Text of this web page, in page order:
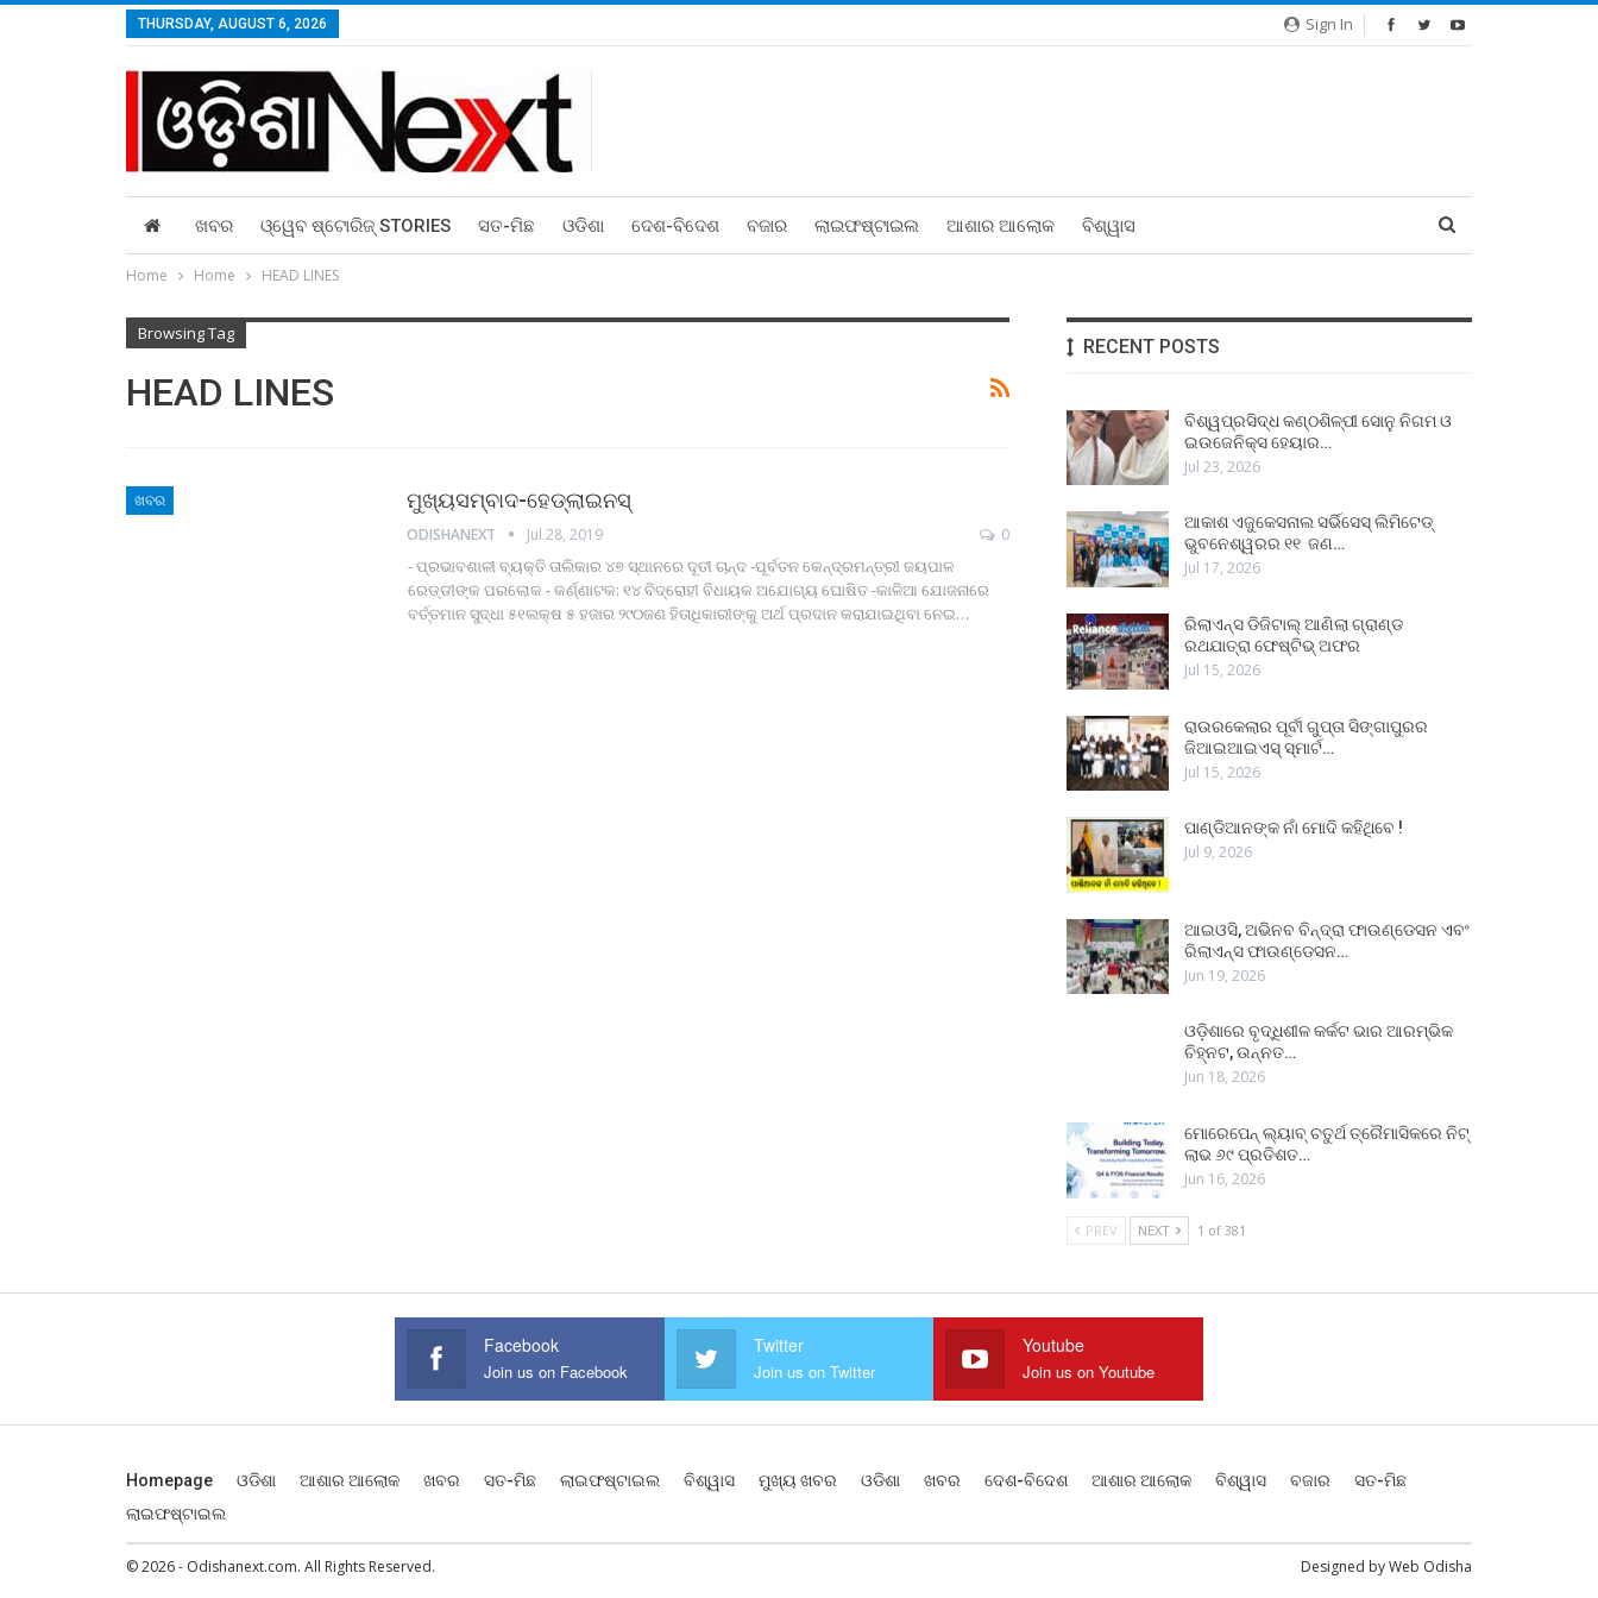
Sign In
THURSDAY, AUGUST 6, 2026
ଖବର ଓ୍ୱେବ ଷ୍ଟୋରିଜ୍‌ STORIES ସତ-ମିଛ ଓଡିଶା ଦେଶ-ବିଦେଶ ବଜାର ଲାଇଫଷ୍ଟାଇଲ ଆଶାର ଆଲୋକ ବିଶ୍ୱାସ
Home Home HEAD LINES
Browsing Tag
HEAD LINES
ଖବର ମୁଖ୍ୟସମ୍ବାଦ-ହେଡ୍‌ଲାଇନସ୍‌
ODISHANEXT Jul 28, 2019 0
- ପ୍ରଭାବଶାଳୀ ବ୍ୟକ୍ତି ତାଲିକାର ୪୭ ସ୍ଥାନରେ ଦୂତୀ ଚାନ୍ଦ -ପୂର୍ବତନ କେନ୍ଦ୍ରମନ୍ତ୍ରୀ ଜୟପାଳ
ରେଡ୍ଡୀଙ୍କ ପରଲୋକ - କର୍ଣ୍ଣାଟକ: ୧୪ ବିଦ୍ରୋହୀ ବିଧାୟକ ଅଯୋଗ୍ୟ ଘୋଷିତ -କାଳିଆ ଯୋଜନାରେ
ବର୍ତ୍ତମାନ ସୁଦ୍ଧା ୫୧ଲକ୍ଷ ୫ ହଜାର ୨୯୦ଜଣ ହିତାଧିକାରୀଙ୍କୁ ଅର୍ଥ ପ୍ରଦାନ କରାଯାଇଥିବା ନେଇ…
RECENT POSTS
ବିଶ୍ୱପ୍ରସିଦ୍ଧ କଣ୍ଠଶିଳ୍ପୀ ସୋନୁ ନିଗମ ଓ
ଇଉଜେନିକ୍ସ ହେୟାର…
Jul 23, 2026
ଆକାଶ ଏଜୁକେସନାଲ ସର୍ଭିସେସ୍ ଲିମିଟେଡ୍
ଭୁବନେଶ୍ୱରର ୧୧ ଜଣ…
Jul 17, 2026
ରିଲାଏନ୍ସ ଡିଜିଟାଲ୍ ଆଣିଲା ଗ୍ରାଣ୍ଡ
ରଥଯାତ୍ରା ଫେଷ୍ଟିଭ୍ ଅଫର
Jul 15, 2026
ରାଉରକେଲାର ପୂର୍ବୀ ଗୁପ୍ତା ସିଙ୍ଗାପୁରର
ଜିଆଇଆଇଏସ୍ ସ୍ମାର୍ଟ…
Jul 15, 2026
ପାଣ୍ଡିଆନଙ୍କ ନାଁ ମୋଦି କହିଥିବେ !
Jul 9, 2026
ଆଇଓସି, ଅଭିନବ ବିନ୍ଦ୍ରା ଫାଉଣ୍ଡେସନ ଏବଂ
ରିଲାଏନ୍ସ ଫାଉଣ୍ଡେସନ…
Jun 19, 2026
ଓଡ଼ିଶାରେ ବୃଦ୍ଧିଶୀଳ କର୍କଟ ଭାର ଆରମ୍ଭିକ
ଚିହ୍ନଟ, ଉନ୍ନତ…
Jun 18, 2026
ମୋରେପେନ୍ ଲ୍ୟାବ୍ ଚତୁର୍ଥ ତ୍ରୈମାସିକରେ ନିଟ୍
ଲାଭ ୬୯ ପ୍ରତିଶତ…
Jun 16, 2026
PREV NEXT 1 of 381
Facebook
Join us on Facebook
Twitter
Join us on Twitter
Youtube
Join us on Youtube
Homepage ଓଡିଶା ଆଶାର ଆଲୋକ ଖବର ସତ-ମିଛ ଲାଇଫଷ୍ଟାଇଲ ବିଶ୍ୱାସ ମୁଖ୍ୟ ଖବର ଓଡିଶା ଖବର ଦେଶ-ବିଦେଶ ଆଶାର ଆଲୋକ ବିଶ୍ୱାସ ବଜାର
ସତ-ମିଛ
ଲାଇଫଷ୍ଟାଇଲ
© 2026 - Odishanext.com. All Rights Reserved. Designed byWeb Odisha